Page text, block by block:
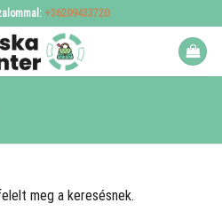
+36209433720
meg a keresésnek.